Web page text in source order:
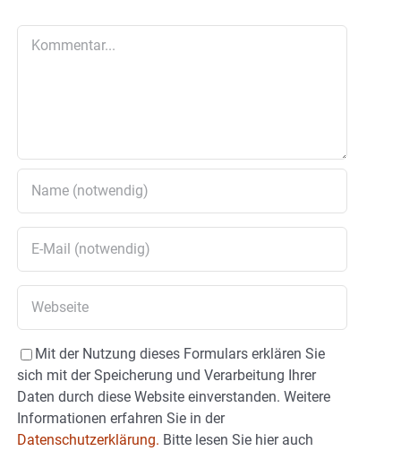
Mit der Nutzung dieses Formulars erklären Sie
sich mit der Speicherung und Verarbeitung Ihrer
Daten durch diese Website einverstanden. Weitere
Informationen erfahren Sie in der
Datenschutzerklärung. Bitte lesen Sie hier auch